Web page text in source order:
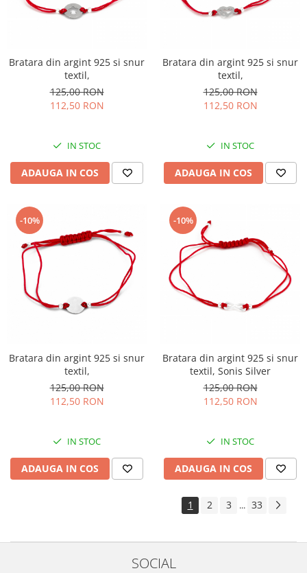
Bratara din argint 925 si snur
textil,
125,00 RON
112,50 RON
IN STOC
ADAUGA IN COS
Bratara din argint 925 si snur
textil,
125,00 RON
112,50 RON
IN STOC
ADAUGA IN COS
-10%
Bratara din argint 925 si snur
textil,
125,00 RON
112,50 RON
IN STOC
ADAUGA IN COS
-10%
Bratara din argint 925 si snur
textil, Sonis Silver
125,00 RON
112,50 RON
IN STOC
ADAUGA IN COS
1 2 3 ... 33
SOCIAL